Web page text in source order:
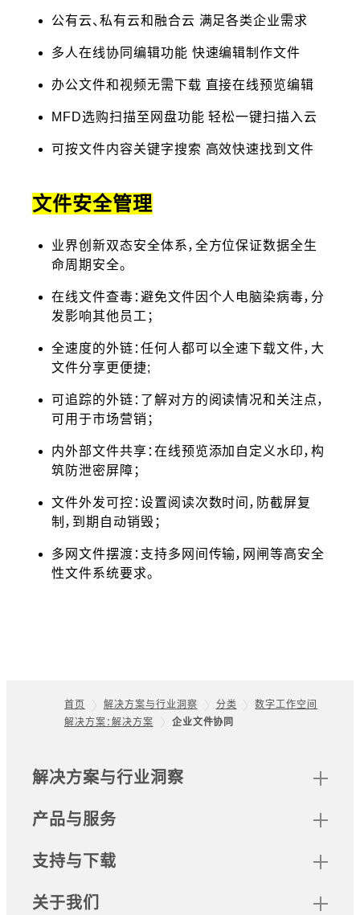
公有云、私有云和融合云 满足各类企业需求
多人在线协同编辑功能 快速编辑制作文件
办公文件和视频无需下载 直接在线预览编辑
MFD选购扫描至网盘功能 轻松一键扫描入云
可按文件内容关键字搜索 高效快速找到文件
文件安全管理
业界创新双态安全体系，全方位保证数据全生
命周期安全。
在线文件查毒：避免文件因个人电脑染病毒，分
发影响其他员工；
全速度的外链：任何人都可以全速下载文件，大
文件分享更便捷;
可追踪的外链：了解对方的阅读情况和关注点，
可用于市场营销；
内外部文件共享：在线预览添加自定义水印，构
筑防泄密屏障；
文件外发可控：设置阅读次数时间，防截屏复
制，到期自动销毁；
多网文件摆渡：支持多网间传输，网闸等高安全
性文件系统要求。
Footer
首页 解决方案与行业洞察 分类
数字工作空间
解决方案：解决方案
企业文件协同
网站地图
解决方案与行业洞察
产品与服务
支持与下载
关于我们